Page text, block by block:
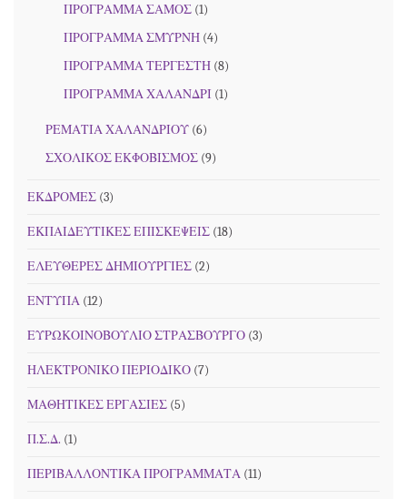
ΠΡΟΓΡΑΜΜΑ ΣΑΜΟΣ (1)
ΠΡΟΓΡΑΜΜΑ ΣΜΥΡΝΗ (4)
ΠΡΟΓΡΑΜΜΑ ΤΕΡΓΕΣΤΗ (8)
ΠΡΟΓΡΑΜΜΑ ΧΑΛΑΝΔΡΙ (1)
ΡΕΜΑΤΙΑ ΧΑΛΑΝΔΡΙΟΥ (6)
ΣΧΟΛΙΚΟΣ ΕΚΦΟΒΙΣΜΟΣ (9)
ΕΚΔΡΟΜΕΣ (3)
ΕΚΠΑΙΔΕΥΤΙΚΕΣ ΕΠΙΣΚΕΨΕΙΣ (18)
ΕΛΕΥΘΕΡΕΣ ΔΗΜΙΟΥΡΓΙΕΣ (2)
ΕΝΤΥΠΑ (12)
ΕΥΡΩΚΟΙΝΟΒΟΥΛΙΟ ΣΤΡΑΣΒΟΥΡΓΟ (3)
ΗΛΕΚΤΡΟΝΙΚΟ ΠΕΡΙΟΔΙΚΟ (7)
ΜΑΘΗΤΙΚΕΣ ΕΡΓΑΣΙΕΣ (5)
Π.Σ.Δ. (1)
ΠΕΡΙΒΑΛΛΟΝΤΙΚΑ ΠΡΟΓΡΑΜΜΑΤΑ (11)